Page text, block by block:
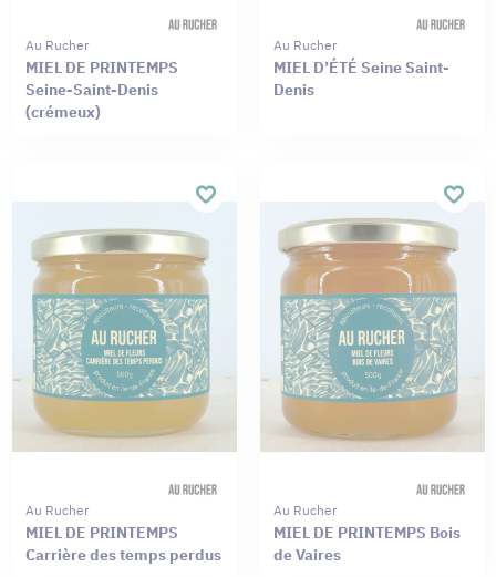
Au Rucher
MIEL DE PRINTEMPS
Seine-Saint-Denis
(crémeux)
Au Rucher
MIEL D’ÉTÉ Seine Saint-
Denis
Au Rucher
MIEL DE PRINTEMPS
Carrière des temps perdus
Au Rucher
MIEL DE PRINTEMPS Bois
de Vaires